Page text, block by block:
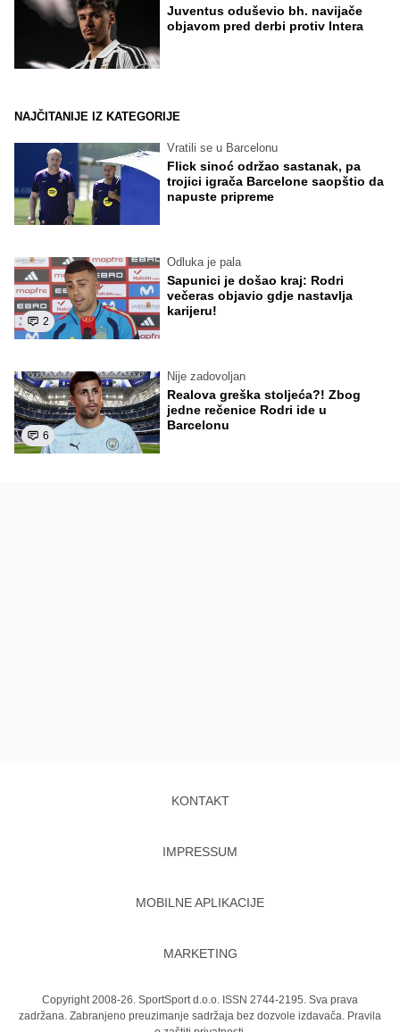
Juventus oduševio bh. navijače
objavom pred derbi protiv Intera
NAJČITANIJE IZ KATEGORIJE
Vratili se u Barcelonu
Flick sinoć održao sastanak, pa
trojici igrača Barcelone saopštio da
napuste pripreme
2
Odluka je pala
Sapunici je došao kraj: Rodri
večeras objavio gdje nastavlja
karijeru!
6
Nije zadovoljan
Realova greška stoljeća?! Zbog
jedne rečenice Rodri ide u
Barcelonu
KONTAKT
IMPRESSUM
MOBILNE APLIKACIJE
MARKETING
Copyright 2008-26. SportSport d.o.o. ISSN 2744-2195. Sva prava
zadržana. Zabranjeno preuzimanje sadržaja bez dozvole izdavača. Pravila